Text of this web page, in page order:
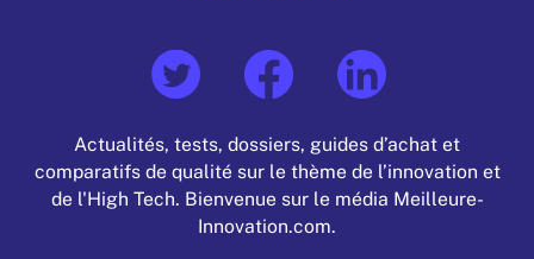
Actualités, tests, dossiers, guides d’achat et
comparatifs de qualité sur le thème de l’innovation et
de l'High Tech. Bienvenue sur le média Meilleure-
Innovation.com.